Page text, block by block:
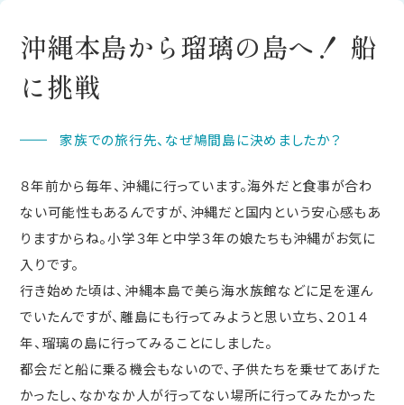
沖縄本島から瑠璃の島へ！ 船
に挑戦
家族での旅行先、なぜ鳩間島に決めましたか？
８年前から毎年、沖縄に行っています。海外だと食事が合わ
ない可能性もあるんですが、沖縄だと国内という安心感もあ
りますからね。小学３年と中学３年の娘たちも沖縄がお気に
入りです。
行き始めた頃は、沖縄本島で美ら海水族館などに足を運ん
でいたんですが、離島にも行ってみようと思い立ち、２０１４
年、瑠璃の島に行ってみることにしました。
都会だと船に乗る機会もないので、子供たちを乗せてあげた
かったし、なかなか人が行ってない場所に行ってみたかった